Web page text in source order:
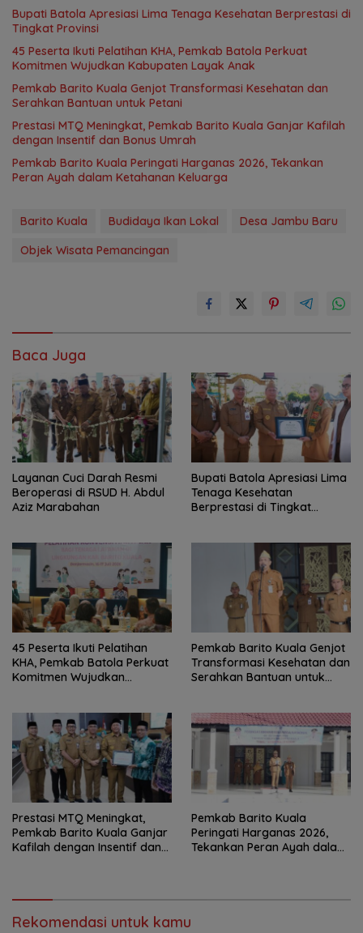
Bupati Batola Apresiasi Lima Tenaga Kesehatan Berprestasi di
Tingkat Provinsi
45 Peserta Ikuti Pelatihan KHA, Pemkab Batola Perkuat
Komitmen Wujudkan Kabupaten Layak Anak
Pemkab Barito Kuala Genjot Transformasi Kesehatan dan
Serahkan Bantuan untuk Petani
Prestasi MTQ Meningkat, Pemkab Barito Kuala Ganjar Kafilah
dengan Insentif dan Bonus Umrah
Pemkab Barito Kuala Peringati Harganas 2026, Tekankan
Peran Ayah dalam Ketahanan Keluarga
Barito Kuala Budidaya Ikan Lokal
Desa Jambu Baru
Objek Wisata Pemancingan
Baca Juga
Layanan Cuci Darah Resmi
Beroperasi di RSUD H. Abdul
Aziz Marabahan
Bupati Batola Apresiasi Lima
Tenaga Kesehatan
Berprestasi di Tingkat
45 Peserta Ikuti Pelatihan
KHA, Pemkab Batola Perkuat
Komitmen Wujudkan
Pemkab Barito Kuala Genjot
Transformasi Kesehatan dan
Serahkan Bantuan untuk
Prestasi MTQ Meningkat,
Pemkab Barito Kuala Ganjar
Kafilah dengan Insentif dan
Pemkab Barito Kuala
Peringati Harganas 2026,
Tekankan Peran Ayah dalam
Rekomendasi untuk kamu